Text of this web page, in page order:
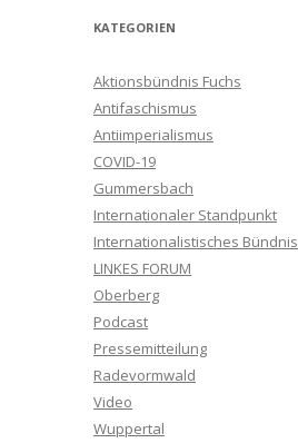
KATEGORIEN
Aktionsbündnis Fuchs
Antifaschismus
Antiimperialismus
COVID-19
Gummersbach
Internationaler Standpunkt
Internationalistisches Bündnis
LINKES FORUM
Oberberg
Podcast
Pressemitteilung
Radevormwald
Video
Wuppertal